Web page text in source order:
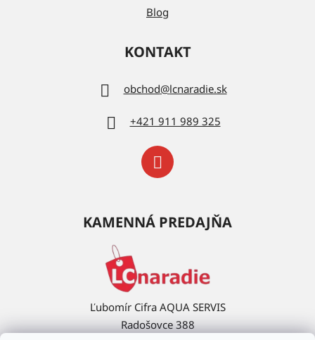
Blog
KONTAKT
obchod@lcnaradie.sk
+421 911 989 325
KAMENNÁ PREDAJŇA
Ľubomír Cifra AQUA SERVIS
Radošovce 388